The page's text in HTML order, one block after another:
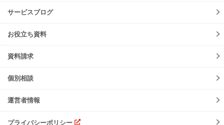
初期設定方法
動作環境
会員規約
サービスの可用性とセキュリティ
よくあるご質問
注意事項
メンテナンス
障害情報
機能リリース
イベント
サービスブログ
お役立ち資料
資料請求
個別相談
運営者情報
プライバシーポリシー